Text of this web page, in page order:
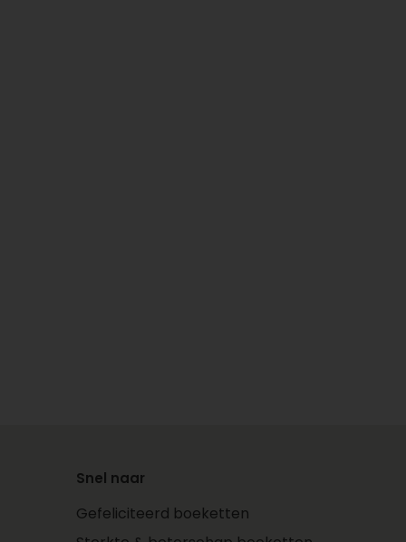
Snel naar
Gefeliciteerd boeketten